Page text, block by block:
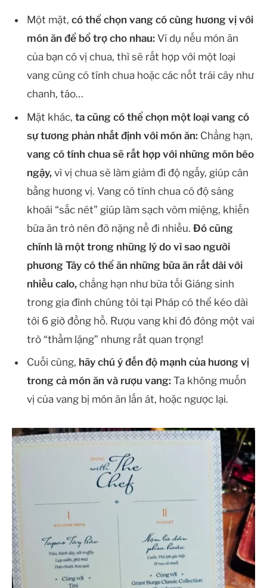
Một mặt, có thể chọn vang có cùng hương vị với
món ăn để bổ trợ cho nhau: Ví dụ nếu món ăn
của bạn có vị chua, thì sẽ rất hợp với một loại
vang cũng có tính chua hoặc các nốt trái cây như
chanh, táo…
Mặt khác, ta cũng có thể chọn một loại vang có
sự tương phản nhất định với món ăn: Chẳng hạn,
vang có tính chua sẽ rất hợp với những món béo
ngậy, vì vị chua sẽ làm giảm đi độ ngấy, giúp cân
bằng hương vị. Vang có tính chua có độ sảng
khoái “sắc nét” giúp làm sạch vòm miệng, khiến
bữa ăn trở nên đỡ nặng nề đi nhiều. Đó cũng
chính là một trong những lý do vì sao người
phương Tây có thể ăn những bữa ăn rất dài với
nhiều calo, chẳng hạn như bữa tối Giáng sinh
trong gia đình chúng tôi tại Pháp có thể kéo dài
tới 6 giờ đồng hồ. Rượu vang khi đó đóng một vai
trò “thầm lặng” nhưng rất quan trọng!
Cuối cùng, hãy chú ý đến độ mạnh của hương vị
trong cả món ăn và rượu vang: Ta không muốn
vị của vang bị món ăn lấn át, hoặc ngược lại.